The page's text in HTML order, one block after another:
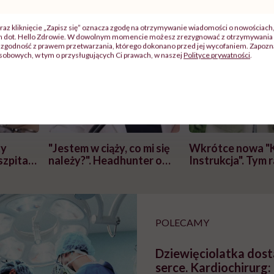
"Jestem w ciąży, co mi się
należy?". Headhunter o
pracy
Wkrótce nowa
Instrukcja". Tym
POLECAMY
Dziewięciolatka
serce. Kardiochirurg:
kliknięcie „Zapisz się” oznacza zgodę na otrzymywanie wiadomości o
dot. Hello Zdrowie. W dowolnym momencie możesz zrezygnować z
zgodność z prawem przetwarzania, którego dokonano przed jej wycofaniem.
w tym o przysługujących Ci prawach, w naszejPolityce prywatności.